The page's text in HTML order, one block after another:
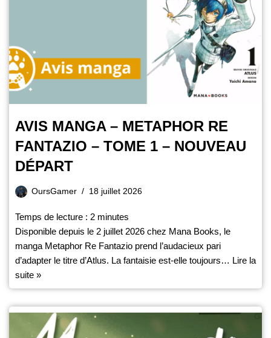
AVIS MANGA – METAPHOR RE
FANTAZIO – TOME 1 – NOUVEAU
DÉPART
OursGamer 18 juillet 2026
Temps de lecture : 2 minutes
Disponible depuis le 2 juillet 2026 chez Mana Books, le
manga Metaphor Re Fantazio prend l’audacieux pari
d’adapter le titre d’Atlus. La fantaisie est-elle toujours… Lire la
suite »